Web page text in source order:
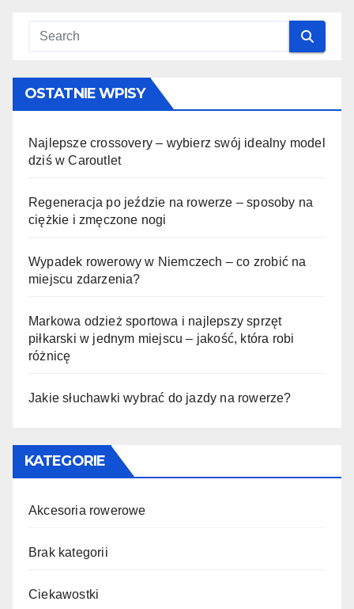
OSTATNIE WPISY
Najlepsze crossovery – wybierz swój idealny model
dziś w Caroutlet
Regeneracja po jeździe na rowerze – sposoby na
ciężkie i zmęczone nogi
Wypadek rowerowy w Niemczech – co zrobić na
miejscu zdarzenia?
Markowa odzież sportowa i najlepszy sprzęt
piłkarski w jednym miejscu – jakość, która robi
różnicę
Jakie słuchawki wybrać do jazdy na rowerze?
KATEGORIE
Akcesoria rowerowe
Brak kategorii
Ciekawostki